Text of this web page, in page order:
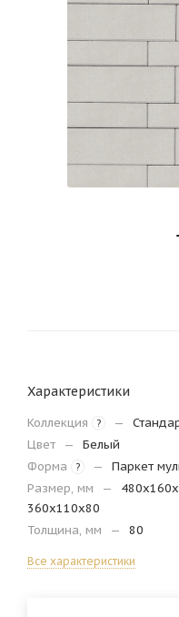
Характеристики
Коллекция ? —
Цвет
—
Белый
Форма
? —
Паркет
Размер, мм
—
360х110х80
Толщина, мм
— 80
Все характеристики